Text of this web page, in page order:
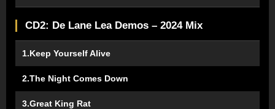
CD2: De Lane Lea Demos – 2024 Mix
1.Keep Yourself Alive
2.The Night Comes Down
3.Great King Rat